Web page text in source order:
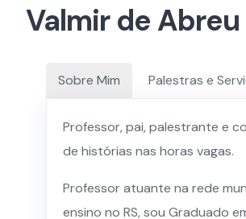
Valmir de Abreu
Sobre Mim Palestras e
Professor, pai, palestrante e
de histórias nas horas vagas.
Professor atuante na rede
ensino no RS, sou Graduado